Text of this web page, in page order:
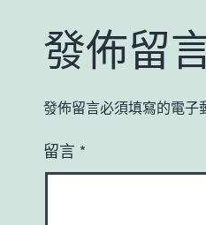
發佈留
發佈留言必須填寫的電子
留言 *